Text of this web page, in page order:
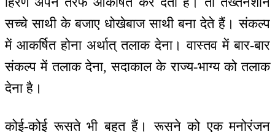
सच्चे साथी के बजाए धोखेबाज साथी बना देते हैं। संकल्प
में आकर्षित होना अर्थात् तलाक देना। वास्तव में बार-बार
संकल्प में तलाक देना, सदाकाल के राज्य-भाग्य को तलाक
देना है।
कोई-कोई रूसते भी बहुत हैं। रूसने को एक मनोरंजन